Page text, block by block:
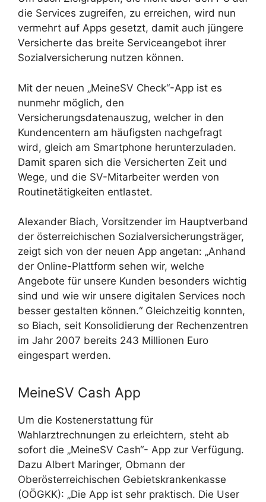
die Services zugreifen, zu erreichen, wird nun
vermehrt auf Apps gesetzt, damit auch jüngere
Versicherte das breite Serviceangebot ihrer
Sozialversicherung nutzen können.
Mit der neuen „MeineSV Check“-App ist es
nunmehr möglich, den
Versicherungsdatenauszug, welcher in den
Kundencentern am häufigsten nachgefragt
wird, gleich am Smartphone herunterzuladen.
Damit sparen sich die Versicherten Zeit und
Wege, und die SV-Mitarbeiter werden von
Routinetätigkeiten entlastet.
Alexander Biach, Vorsitzender im Hauptverband
der österreichischen Sozialversicherungsträger,
zeigt sich von der neuen App angetan: „Anhand
der Online-Plattform sehen wir, welche
Angebote für unsere Kunden besonders wichtig
sind und wie wir unsere digitalen Services noch
besser gestalten können.“ Gleichzeitig konnten,
so Biach, seit Konsolidierung der Rechenzentren
im Jahr 2007 bereits 243 Millionen Euro
eingespart werden.
MeineSV Cash App
Um die Kostenerstattung für
Wahlarztrechnungen zu erleichtern, steht ab
sofort die „MeineSV Cash“- App zur Verfügung.
Dazu Albert Maringer, Obmann der
Oberösterreichischen Gebietskrankenkasse
(OÖGKK): „Die App ist sehr praktisch. Die User